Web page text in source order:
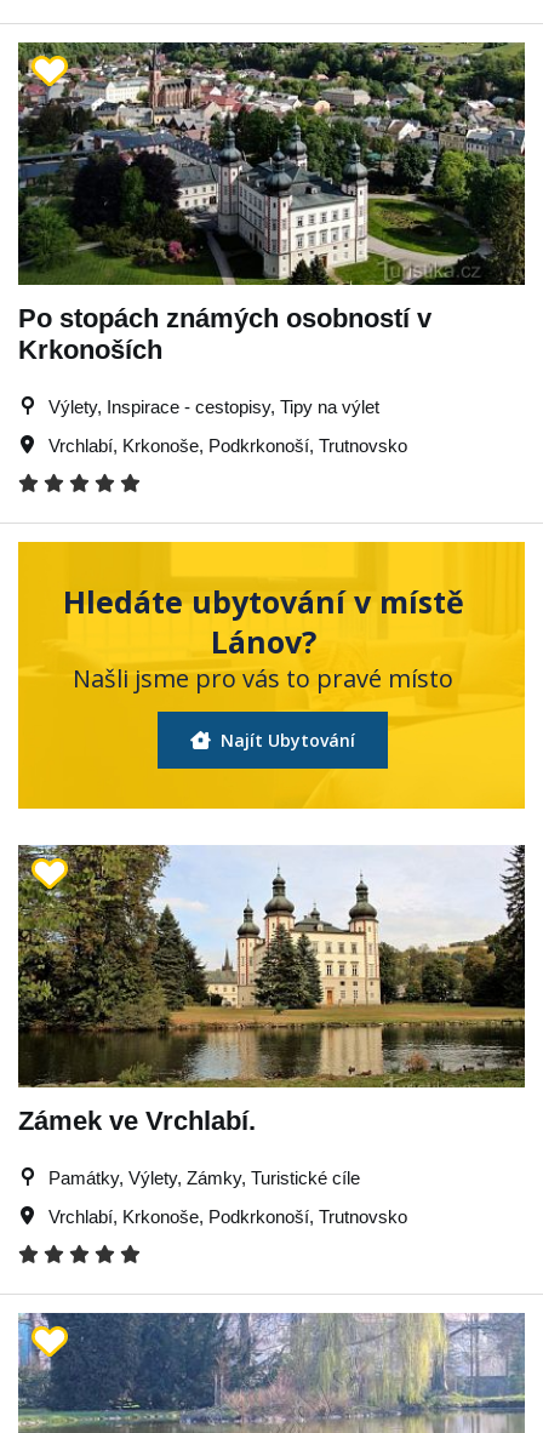
Po stopách známých osobností v
Krkonoších
Výlety, Inspirace - cestopisy, Tipy na výlet
Vrchlabí, Krkonoše, Podkrkonoší, Trutnovsko
Hledáte ubytování v místě
Lánov?
Našli jsme pro vás to pravé místo
Najít Ubytování
Zámek ve Vrchlabí.
Památky, Výlety, Zámky, Turistické cíle
Vrchlabí, Krkonoše, Podkrkonoší, Trutnovsko